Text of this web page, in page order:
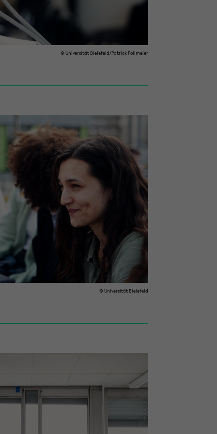
© Uni­ver­si­tät Bie­le­feld/Pa­trick Poll­mei­er
© Uni­ver­si­tät Bie­le­feld